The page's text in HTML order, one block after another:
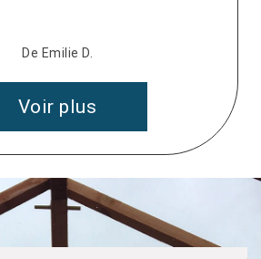
De Emilie D.
Voir plus